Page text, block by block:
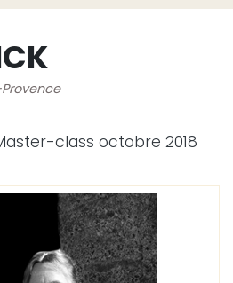
class octobre 2018